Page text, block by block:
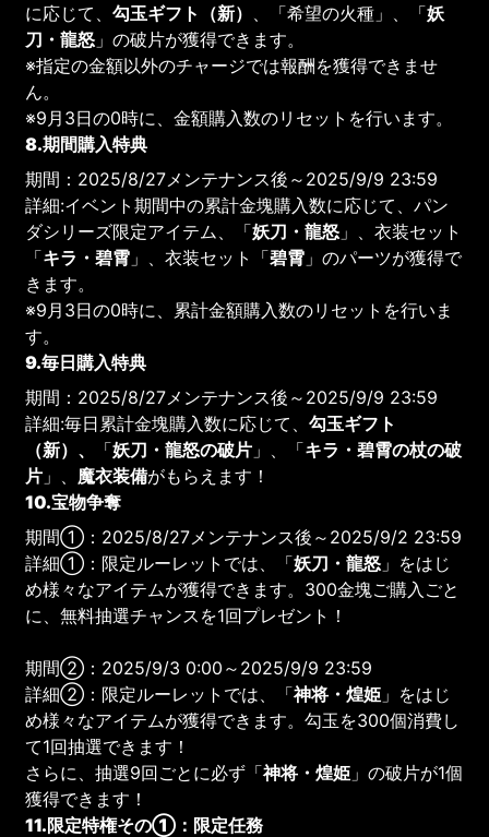
に応じて、勾玉ギフト（新） 、「希望の火種」、「妖
刀・龍怒 」の破片が獲得できます。
※指定の金額以外のチャージでは報酬を獲得できませ
ん。
※9月3日の0時に、金額購入数のリセットを行います。
8.期間購入特典
期間：2025/8/27メンテナンス後～2025/9/9 23:59
詳細:イベント期間中の累計金塊購入数に応じて、パン
ダシリーズ限定アイテム、「妖刀・龍怒 」、衣装セット
「キラ・碧霄 」、衣装セット「碧霄 」のパーツが獲得で
きます。
※9月3日の0時に、累計金額購入数のリセットを行いま
す。
9.毎日購入特典
期間：2025/8/27メンテナンス後～2025/9/9 23:59
詳細:毎日累計金塊購入数に応じて、勾玉ギフト
（新）、
「妖刀・龍怒の破片 」、「キラ・碧霄の杖の破
片 」、 魔衣装備がもらえます！
10.宝物争奪
期間①：2025/8/27メンテナンス後～2025/9/2 23:59
詳細①：限定ルーレットでは、「妖刀・龍怒 」をはじ
め様々なアイテムが獲得できます。300金塊ご購入ごと
に、無料抽選チャンスを1回プレゼント！
期間②：2025/9/3 0:00～2025/9/9 23:59
詳細②：限定ルーレットでは、「神将・煌姫 」をはじ
め様々なアイテムが獲得できます。勾玉を300個消費し
て1回抽選できます！
さらに、抽選9回ごとに必ず「神将・煌姫 」の破片が1個
獲得できます！
11.限定特権その①：限定任務